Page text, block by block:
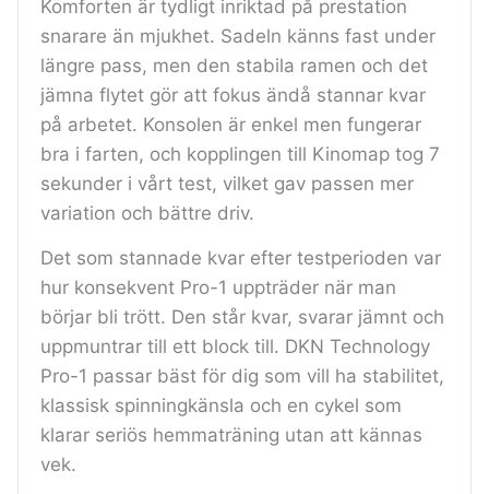
Komforten är tydligt inriktad på prestation
snarare än mjukhet. Sadeln känns fast under
längre pass, men den stabila ramen och det
jämna flytet gör att fokus ändå stannar kvar
på arbetet. Konsolen är enkel men fungerar
bra i farten, och kopplingen till Kinomap tog 7
sekunder i vårt test, vilket gav passen mer
variation och bättre driv.
Det som stannade kvar efter testperioden var
hur konsekvent Pro-1 uppträder när man
börjar bli trött. Den står kvar, svarar jämnt och
uppmuntrar till ett block till. DKN Technology
Pro-1 passar bäst för dig som vill ha stabilitet,
klassisk spinningkänsla och en cykel som
klarar seriös hemmaträning utan att kännas
vek.